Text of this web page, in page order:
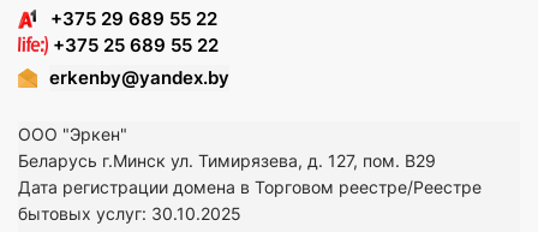
+375 29 689 55 22
+375 25 689 55 22
erkenby@yandex.by
ООО "Эркен"
Беларусь г.Минск ул. Тимирязева, д. 127, пом. В29
Дата регистрации домена в Торговом реестре/Реестре
бытовых услуг: 30.10.2025